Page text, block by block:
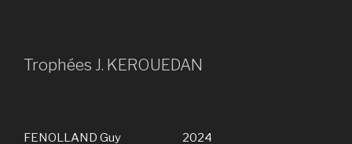
Trophées J. KEROUEDAN
FENOLLAND Guy 2024